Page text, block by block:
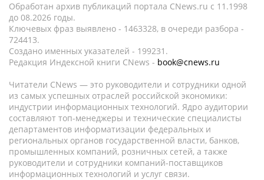
Обработан архив публикаций портала CNews.ru c 11.1998
до 08.2026 годы.
Ключевых фраз выявлено - 1463328, в очереди разбора -
724413.
Создано именных указателей - 199231.
Редакция Индексной книги CNews - book@cnews.ru
Читатели CNews — это руководители и сотрудники одной
из самых успешных отраслей российской экономики:
индустрии информационных технологий. Ядро аудитории
составляют топ-менеджеры и технические специалисты
департаментов информатизации федеральных и
региональных органов государственной власти, банков,
промышленных компаний, розничных сетей, а также
руководители и сотрудники компаний-поставщиков
информационных технологий и услуг связи.